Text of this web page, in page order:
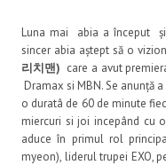
Luna mai abia a început
sincer abia aștept să o
리치맨) care a avut
Dramax si MBN. Se anunță
o duratâ de 60 de minute
miercuri si joi incepând cu
aduce în primul rol
myeon), liderul trupei EXO,